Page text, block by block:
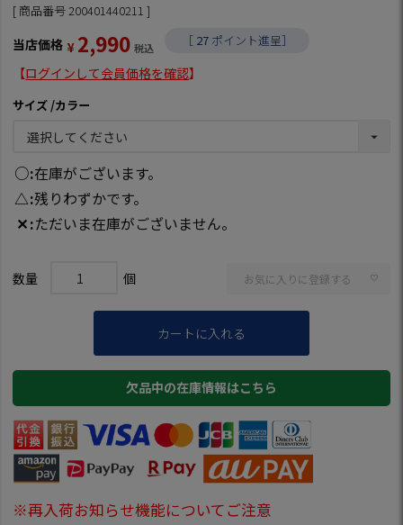
商品番号 200401440211
当店価格 ¥ 2,990 税込 ［ 27 ポイント進呈］
【ログインして会員価格を確認】
サイズ カラー
○ 在庫がございます。
△ 残りわずかです。
✕ ただいま在庫がございません。
お気に入りに登録する
カートに入れる
欠品中の在庫情報はこちら
※再入荷お知らせ機能についてご注意